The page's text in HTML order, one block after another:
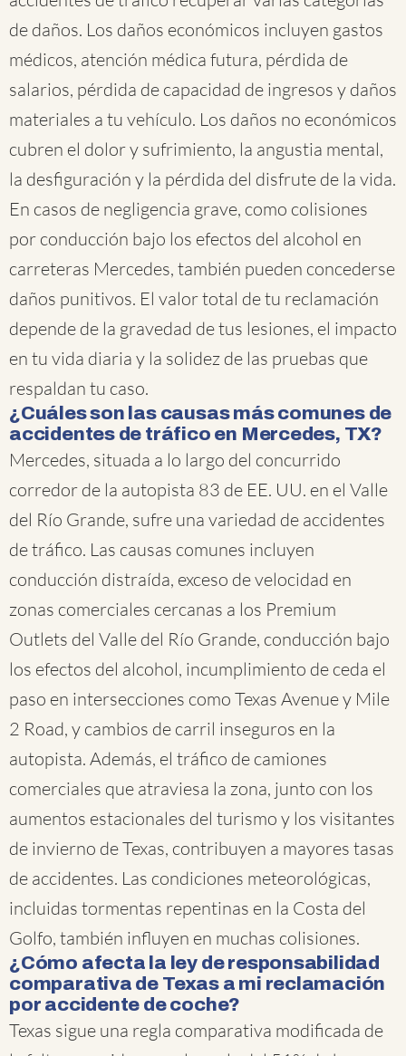
de daños. Los daños económicos incluyen gastos
médicos, atención médica futura, pérdida de
salarios, pérdida de capacidad de ingresos y daños
materiales a tu vehículo. Los daños no económicos
cubren el dolor y sufrimiento, la angustia mental,
la desfiguración y la pérdida del disfrute de la vida.
En casos de negligencia grave, como colisiones
por conducción bajo los efectos del alcohol en
carreteras Mercedes, también pueden concederse
daños punitivos. El valor total de tu reclamación
depende de la gravedad de tus lesiones, el impacto
en tu vida diaria y la solidez de las pruebas que
respaldan tu caso.
¿Cuáles son las causas más comunes de
accidentes de tráfico en Mercedes, TX?
Mercedes, situada a lo largo del concurrido
corredor de la autopista 83 de EE. UU. en el Valle
del Río Grande, sufre una variedad de accidentes
de tráfico. Las causas comunes incluyen
conducción distraída, exceso de velocidad en
zonas comerciales cercanas a los Premium
Outlets del Valle del Río Grande, conducción bajo
los efectos del alcohol, incumplimiento de ceda el
paso en intersecciones como Texas Avenue y Mile
2 Road, y cambios de carril inseguros en la
autopista. Además, el tráfico de camiones
comerciales que atraviesa la zona, junto con los
aumentos estacionales del turismo y los visitantes
de invierno de Texas, contribuyen a mayores tasas
de accidentes. Las condiciones meteorológicas,
incluidas tormentas repentinas en la Costa del
Golfo, también influyen en muchas colisiones.
¿Cómo afecta la ley de responsabilidad
comparativa de Texas a mi reclamación
por accidente de coche?
Texas sigue una regla comparativa modificada de